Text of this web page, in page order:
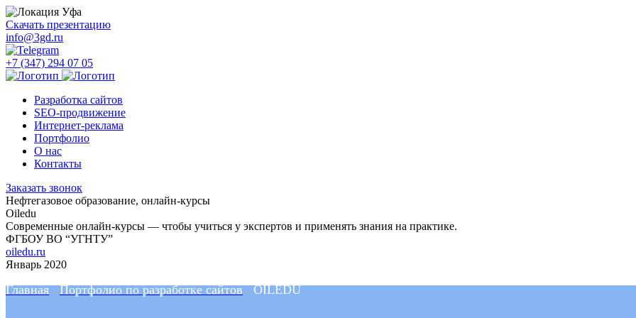
Уфа
Скачать презентацию
info@3gd.ru
+7 (347) 294 07 05
Разработка сайтов
SEO-продвижение
Интернет-реклама
Портфолио
О нас
Контакты
Заказать звонок
Нефтегазовое образование, онлайн-курсы
Oiledu
Современные онлайн-курсы — чтобы учиться у экспертов и применять знания на практике.
ФГБОУ ВО “УГНТУ”
oiledu.ru
Январь 2020
Главная Портфолио по разработке сайтов OILEDU